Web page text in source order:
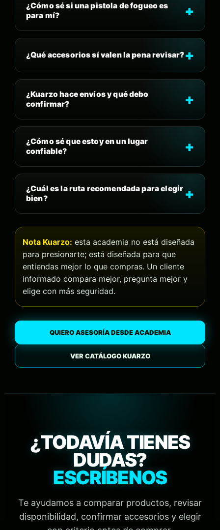
¿Cómo sé si una pistola de fogueo es
para mí?
¿Qué accesorios sí valen la pena revisar?
¿Kuarzo hace envíos y qué debo
confirmar?
¿Cómo sé que estoy en un lugar
confiable?
¿Cuál es la ruta recomendada para elegir
bien?
Nota Kuarzo: esta academia no está diseñada
para presionarte; está diseñada para que
entiendas mejor lo que compras. Un cliente
informado compara mejor, pregunta mejor y
elige con más seguridad.
QUIERO ASESORÍA DESDE ACADEMIA
VER CATÁLOGO KUARZO
¿TODAVÍA TIENES
DUDAS?
ESCRÍBENOS
Te ayudamos a comparar productos, revisar
disponibilidad, confirmar accesorios y elegir